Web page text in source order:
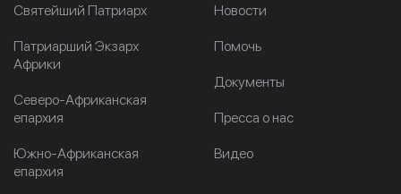
Cвятейший Патриарх
Патриарший Экзарх
Африки
Северо-Африканская
епархия
Южно-Африканская
епархия
Новости
Помочь
Документы
Пресса о нас
Видео